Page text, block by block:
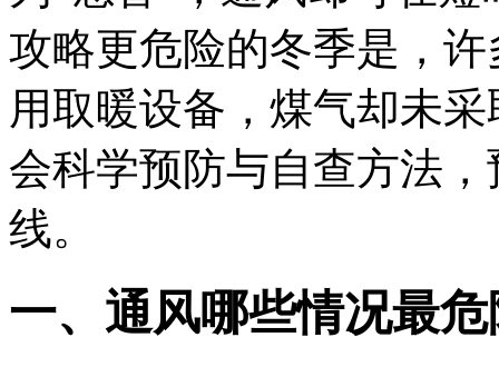
攻略更危险的冬季是，
用取暖设备，煤气却未
会科学预防与自查方法
线。
一、通风哪些情况最